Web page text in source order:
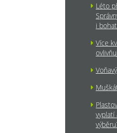
Léto
i
Více
vyplatí